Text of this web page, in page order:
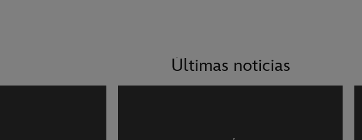
Últimas noticias